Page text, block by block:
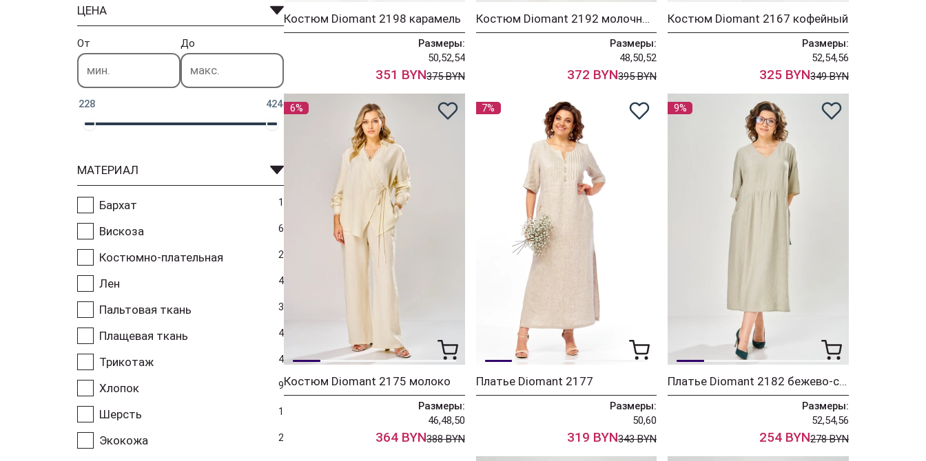
ЦЕНА
От До
228 424
МАТЕРИАЛ
Бархат 1
Вискоза 6
Костюмно-плательная 2
Лен 4
Пальтовая ткань 3
Плащевая ткань 4
Трикотаж 4
Хлопок 9
Шерсть 1
Экокожа 2
Костюм Diomant 2198 карамель
Размеры:
50,52,54
351 BYN375 BYN
Костюм Diomant 2192 молочный
Размеры:
48,50,52
372 BYN395 BYN
Костюм Diomant 2167 кофейный
Размеры:
52,54,56
325 BYN349 BYN
6%
Костюм Diomant 2175 молоко
Размеры:
46,48,50
364 BYN388 BYN
7%
Платье Diomant 2177
Размеры:
50,60
319 BYN343 BYN
9%
Платье Diomant 2182 бежево-серый
Размеры:
52,54,56
254 BYN278 BYN